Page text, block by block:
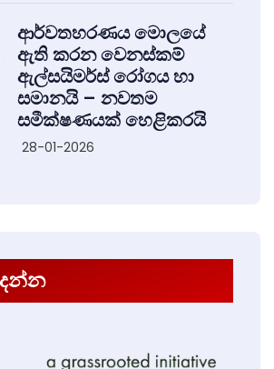
ආර්වතහරණය මොලයේ
ඇති කරන වෙනස්කම්
ඇල්සයිමර්ස් රෝගය හා
සමානයි – නවතම
සමීක්ෂණයක් හෙළිකරයි
28-01-2026